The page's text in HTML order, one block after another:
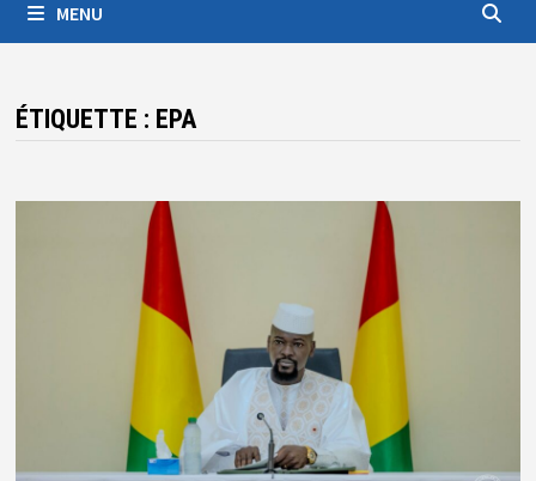
MENU
ÉTIQUETTE : EPA